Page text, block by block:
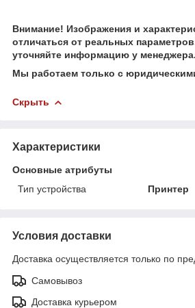
Внимание! Изображения и
отличаться от реальных
уточняйте информацию у менеджера.
Мы работаем только с
Скрыть
Характеристики
Основные атрибуты
Тип устройства
Принтер
Условия доставки
Доставка осуществляется только по
Самовывоз
Доставка курьером